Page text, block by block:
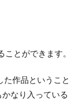
とができます。
作品ということ
なり入っている